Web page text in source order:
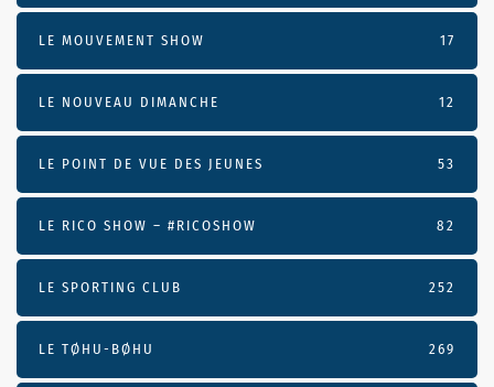
LE MOUVEMENT SHOW 17
LE NOUVEAU DIMANCHE 12
LE POINT DE VUE DES JEUNES 53
LE RICO SHOW – #RICOSHOW 82
LE SPORTING CLUB 252
LE TØHU-BØHU 269